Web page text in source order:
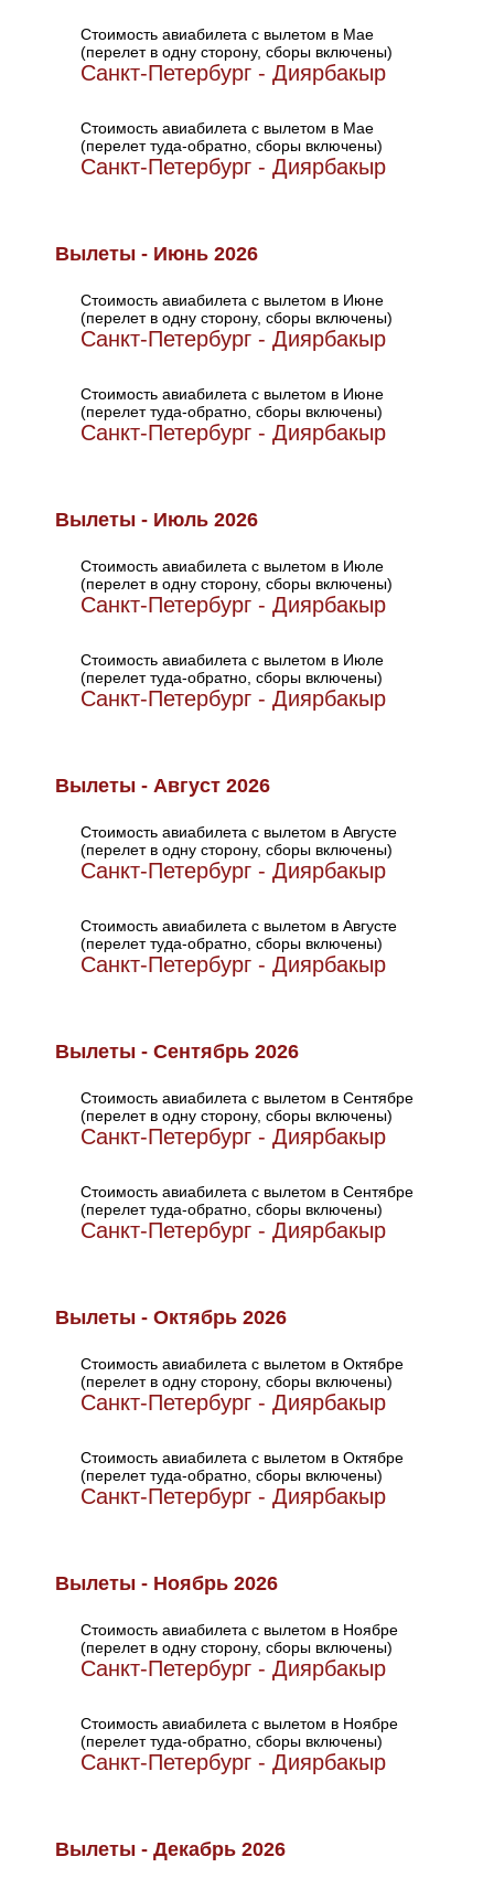
Стоимость авиабилета с вылетом в Мае
(перелет в одну сторону, сборы включены)
Санкт-Петербург - Диярбакыр
Стоимость авиабилета с вылетом в Мае
(перелет туда-обратно, сборы включены)
Санкт-Петербург - Диярбакыр
Вылеты - Июнь 2026
Стоимость авиабилета с вылетом в Июне
(перелет в одну сторону, сборы включены)
Санкт-Петербург - Диярбакыр
Стоимость авиабилета с вылетом в Июне
(перелет туда-обратно, сборы включены)
Санкт-Петербург - Диярбакыр
Вылеты - Июль 2026
Стоимость авиабилета с вылетом в Июле
(перелет в одну сторону, сборы включены)
Санкт-Петербург - Диярбакыр
Стоимость авиабилета с вылетом в Июле
(перелет туда-обратно, сборы включены)
Санкт-Петербург - Диярбакыр
Вылеты - Август 2026
Стоимость авиабилета с вылетом в Августе
(перелет в одну сторону, сборы включены)
Санкт-Петербург - Диярбакыр
Стоимость авиабилета с вылетом в Августе
(перелет туда-обратно, сборы включены)
Санкт-Петербург - Диярбакыр
Вылеты - Сентябрь 2026
Стоимость авиабилета с вылетом в Сентябре
(перелет в одну сторону, сборы включены)
Санкт-Петербург - Диярбакыр
Стоимость авиабилета с вылетом в Сентябре
(перелет туда-обратно, сборы включены)
Санкт-Петербург - Диярбакыр
Вылеты - Октябрь 2026
Стоимость авиабилета с вылетом в Октябре
(перелет в одну сторону, сборы включены)
Санкт-Петербург - Диярбакыр
Стоимость авиабилета с вылетом в Октябре
(перелет туда-обратно, сборы включены)
Санкт-Петербург - Диярбакыр
Вылеты - Ноябрь 2026
Стоимость авиабилета с вылетом в Ноябре
(перелет в одну сторону, сборы включены)
Санкт-Петербург - Диярбакыр
Стоимость авиабилета с вылетом в Ноябре
(перелет туда-обратно, сборы включены)
Санкт-Петербург - Диярбакыр
Вылеты - Декабрь 2026